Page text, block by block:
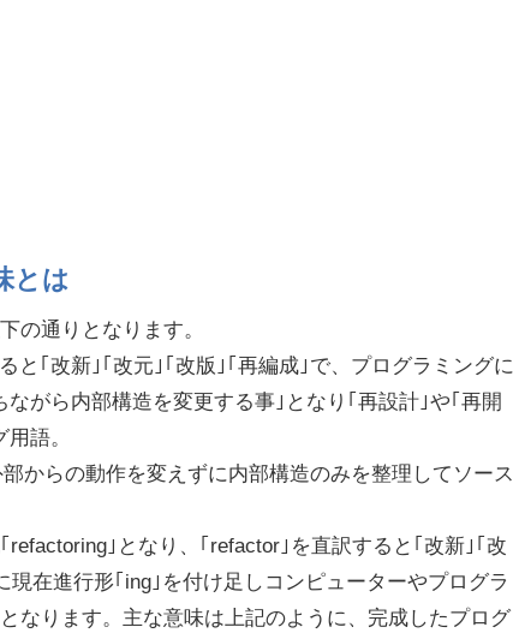
とは
の通りとなります。
と｢改新｣｢改元｣｢改版｣｢再編成｣で、プログラミングに
がら内部構造を変更する事｣となり｢再設計｣や｢再開
語。
からの動作を変えずに内部構造のみを整理してソース
refactoring｣となり、｢refactor｣を直訳すると｢改新｣｢改
現在進行形｢ing｣を付け足しコンピューターやプログラ
なります。主な意味は上記のように、完成したプログ